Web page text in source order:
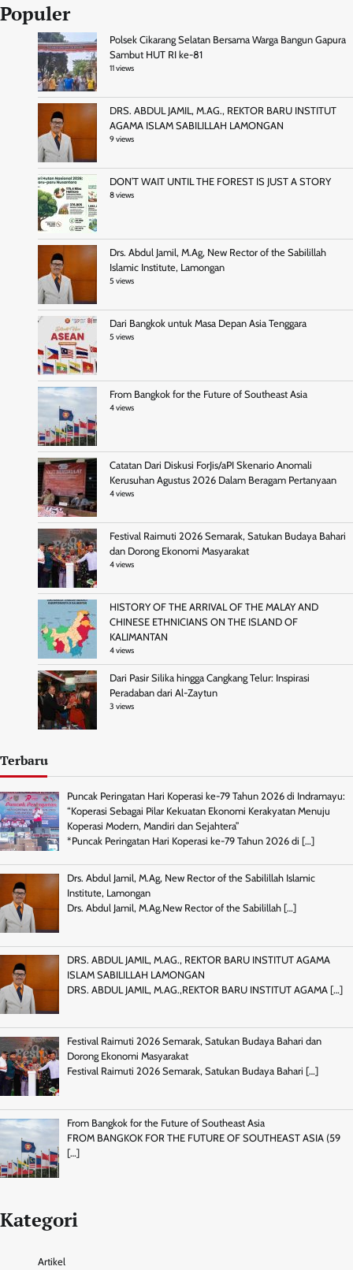
Populer
Polsek Cikarang Selatan Bersama Warga Bangun Gapura
Sambut HUT RI ke-81
11 views
DRS. ABDUL JAMIL, M.AG., REKTOR BARU INSTITUT
AGAMA ISLAM SABILILLAH LAMONGAN
9 views
DON’T WAIT UNTIL THE FOREST IS JUST A STORY
8 views
Drs. Abdul Jamil, M.Ag, New Rector of the Sabilillah
Islamic Institute, Lamongan
5 views
Dari Bangkok untuk Masa Depan Asia Tenggara
5 views
From Bangkok for the Future of Southeast Asia
4 views
Catatan Dari Diskusi ForJis/aPI Skenario Anomali
Kerusuhan Agustus 2026 Dalam Beragam Pertanyaan
4 views
Festival Raimuti 2026 Semarak, Satukan Budaya Bahari
dan Dorong Ekonomi Masyarakat
4 views
HISTORY OF THE ARRIVAL OF THE MALAY AND
CHINESE ETHNICIANS ON THE ISLAND OF
KALIMANTAN
4 views
Dari Pasir Silika hingga Cangkang Telur: Inspirasi
Peradaban dari Al-Zaytun
3 views
Terbaru
Puncak Peringatan Hari Koperasi ke-79 Tahun 2026 di Indramayu:
“Koperasi Sebagai Pilar Kekuatan Ekonomi Kerakyatan Menuju
Koperasi Modern, Mandiri dan Sejahtera”
*Puncak Peringatan Hari Koperasi ke-79 Tahun 2026 di […]
Drs. Abdul Jamil, M.Ag, New Rector of the Sabilillah Islamic
Institute, Lamongan
Drs. Abdul Jamil, M.Ag.New Rector of the Sabilillah […]
DRS. ABDUL JAMIL, M.AG., REKTOR BARU INSTITUT AGAMA
ISLAM SABILILLAH LAMONGAN
DRS. ABDUL JAMIL, M.AG.,REKTOR BARU INSTITUT AGAMA […]
Festival Raimuti 2026 Semarak, Satukan Budaya Bahari dan
Dorong Ekonomi Masyarakat
Festival Raimuti 2026 Semarak, Satukan Budaya Bahari […]
From Bangkok for the Future of Southeast Asia
FROM BANGKOK FOR THE FUTURE OF SOUTHEAST ASIA (59
[…]
Kategori
Artikel